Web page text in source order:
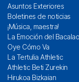
Asuntos Exteriores
Boletines de noticias
¡Música, maestra!
La Emoción del Bacalao
Oye Cómo Va
La Tertulia Athletic
Athletic Beti Zurekin
Hirukoa Bizkaian